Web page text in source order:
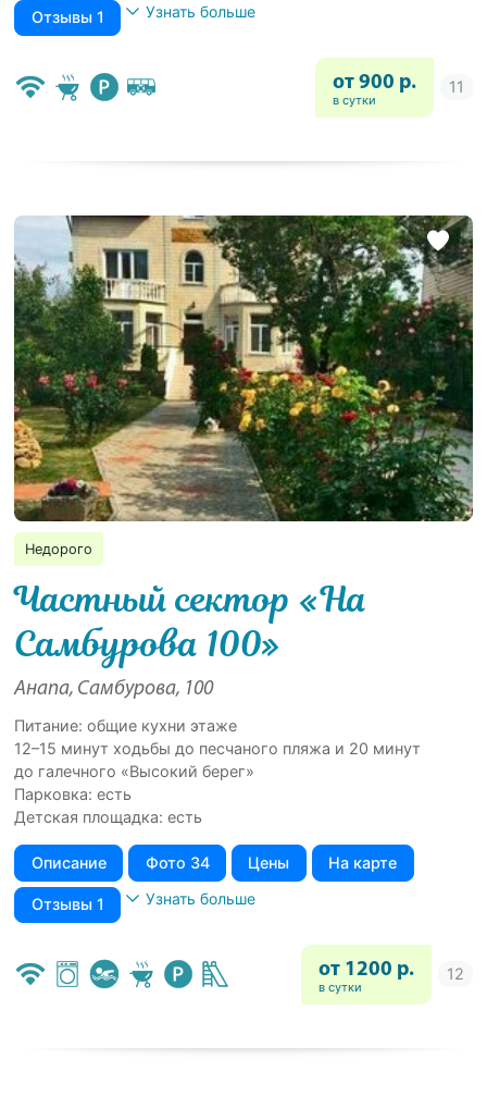
Отзывы 1 Узнать больше
от 900 р.
в сутки
Недорого
Частный сектор «На
Самбурова 100»
Анапа, Самбурова, 100
Питание: общие кухни этаже
12–15 минут ходьбы до песчаного пляжа и 20 минут
до галечного «Высокий берег»
Парковка: есть
Детская площадка: есть
Описание Фото 34 Цены На карте
Отзывы 1 Узнать больше
от 1200 р.
в сутки